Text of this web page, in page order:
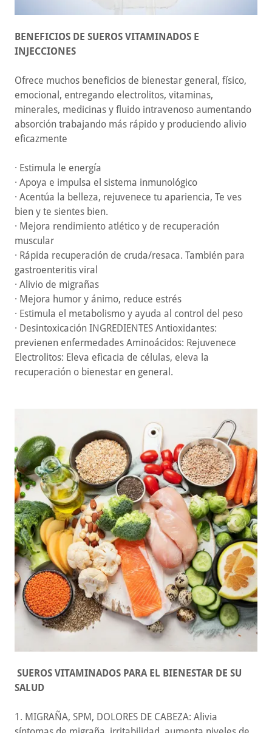
BENEFICIOS DE SUEROS VITAMINADOS E
INJECCIONES
Ofrece muchos beneficios de bienestar general, físico,
emocional, entregando electrolitos, vitaminas,
minerales, medicinas y fluido intravenoso aumentando
absorción trabajando más rápido y produciendo alivio
eficazmente
· Estimula le energía
· Apoya e impulsa el sistema inmunológico
· Acentúa la belleza, rejuvenece tu apariencia, Te ves
bien y te sientes bien.
· Mejora rendimiento atlético y de recuperación
muscular
· Rápida recuperación de cruda/resaca. También para
gastroenteritis viral
· Alivio de migrañas
· Mejora humor y ánimo, reduce estrés
· Estimula el metabolismo y ayuda al control del peso
· Desintoxicación INGREDIENTES Antioxidantes:
previenen enfermedades Aminoácidos: Rejuvenece
Electrolitos: Eleva eficacia de células, eleva la
recuperación o bienestar en general.
SUEROS VITAMINADOS PARA EL BIENESTAR DE SU
SALUD
1. MIGRAÑA, SPM, DOLORES DE CABEZA: Alivia